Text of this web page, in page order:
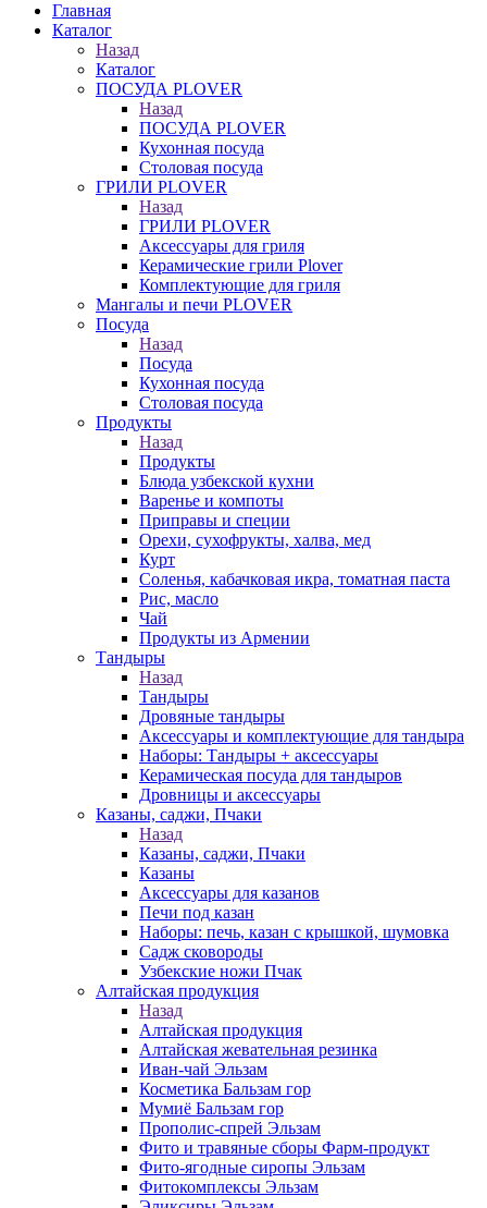
Главная
Каталог
Назад
Каталог
ПОСУДА PLOVER
Назад
ПОСУДА PLOVER
Кухонная посуда
Столовая посуда
ГРИЛИ PLOVER
Назад
ГРИЛИ PLOVER
Аксессуары для гриля
Керамические грили Plover
Комплектующие для гриля
Мангалы и печи PLOVER
Посуда
Назад
Посуда
Кухонная посуда
Столовая посуда
Продукты
Назад
Продукты
Блюда узбекской кухни
Варенье и компоты
Приправы и специи
Орехи, сухофрукты, халва, мед
Курт
Соленья, кабачковая икра, томатная паста
Рис, масло
Чай
Продукты из Армении
Тандыры
Назад
Тандыры
Дровяные тандыры
Аксессуары и комплектующие для тандыра
Наборы: Тандыры + аксессуары
Керамическая посуда для тандыров
Дровницы и аксессуары
Казаны, саджи, Пчаки
Назад
Казаны, саджи, Пчаки
Казаны
Аксессуары для казанов
Печи под казан
Наборы: печь, казан с крышкой, шумовка
Садж сковороды
Узбекские ножи Пчак
Алтайская продукция
Назад
Алтайская продукция
Алтайская жевательная резинка
Иван-чай Эльзам
Косметика Бальзам гор
Мумиё Бальзам гор
Прополис-спрей Эльзам
Фито и травяные сборы Фарм-продукт
Фито-ягодные сиропы Эльзам
Фитокомплексы Эльзам